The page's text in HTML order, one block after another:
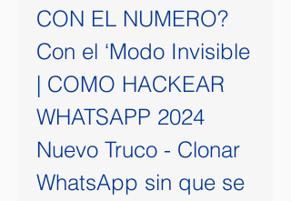
CON EL NUMERO?
Con el ‘Modo Invisible
| COMO HACKEAR
WHATSAPP 2024
Nuevo Truco - Clonar
WhatsApp sin que se